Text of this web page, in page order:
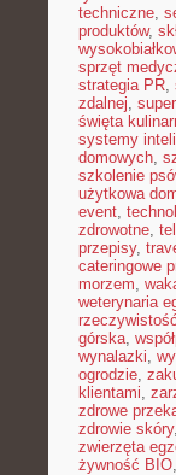
techniczne,
produktów,
sprzęt
strategia PR,
zdalnej,
święta
systemy
domowych,
szkolenie
użytkowa
event,
zdrowotne,
przepisy,
cateringowe
morzem,
weterynaria
górska,
wynalazki,
ogrodzie,
klientami,
zdrowe
zdrowie skóry,
zwierzęta
żywność BIO,